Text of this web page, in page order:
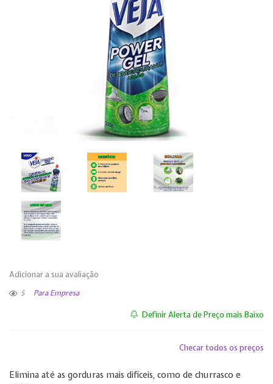
Adicionar a sua avaliação
5 Para Empresa
Definir Alerta de Preço mais Baixo
Checar todos os preços
Elimina até as gorduras mais difíceis, como de churrasco e